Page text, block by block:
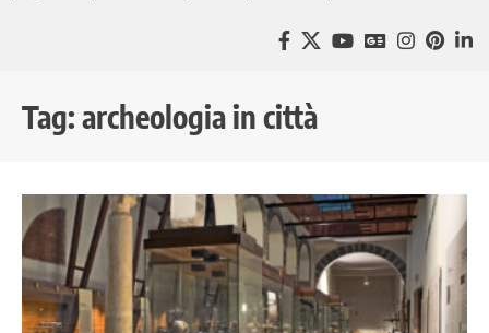
Tag: archeologia in città